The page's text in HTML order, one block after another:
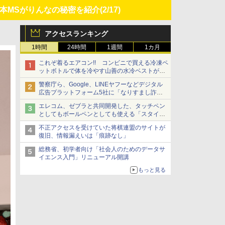
MSがりんなの秘密を紹介(2/17)
アクセスランキング
1時間 24時間 1週間 1カ月
これぞ着るエアコン!! コンビニで買える冷凍ペ
ットボトルで体を冷やす山善の水冷ベストがロ
ードバイクにちょうどいい【ぼっち・ざ・ろー
ど！その14】【空いた時間でなにしてる？】
警察庁ら、Google、LINEヤフーなどデジタル
広告プラットフォーム5社に「なりすまし詐欺
広告」対策強化を要請 著名人の写真や映像を
使った投資詐欺などへの対策として
エレコム、ゼブラと共同開発した、タッチペン
としてもボールペンとしても使える「スタイラ
スツーウェイ」発売 iPadにも紙にも、持ち替
えずに書き込める
不正アクセスを受けていた将棋連盟のサイトが
復旧、情報漏えいは「痕跡なし」
総務省、初学者向け「社会人のためのデータサ
イエンス入門」リニューアル開講
もっと見る